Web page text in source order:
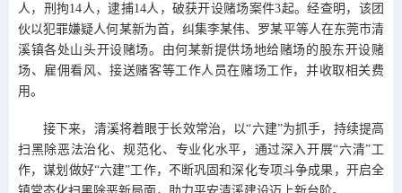
人，刑拘14人，逮捕14人，破获开设赌场案件3起。经查明，该团
伙以犯罪嫌疑人何某新为首，纠集李某伟、罗某平等人在东莞市清
溪镇各处山头开设赌场。由何某新提供场地给赌场的股东开设赌
场、雇佣看风、接送赌客等工作人员在赌场工作，并收取相关费
用。
接下来，清溪将着眼于长效常治，以“六建”为抓手，持续提高
扫黑除恶法治化、规范化、专业化水平，通过深入开展“六清”工
作，谋划做好“六建”工作，不断巩固和深化专项斗争成果，开启全